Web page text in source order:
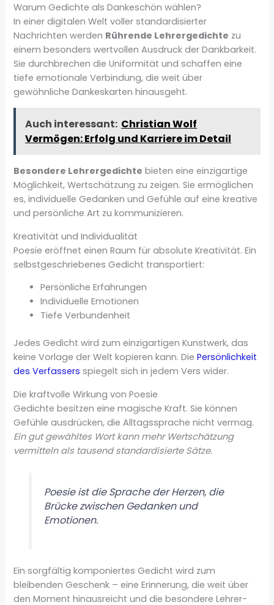
Warum Gedichte als Dankeschön wählen?
In einer digitalen Welt voller standardisierter
Nachrichten werden Rührende Lehrergedichte zu
einem besonders wertvollen Ausdruck der Dankbarkeit.
Sie durchbrechen die Uniformität und schaffen eine
tiefe emotionale Verbindung, die weit über
gewöhnliche Dankeskarten hinausgeht.
Auch interessant: Christian Wolf
Vermögen: Erfolg und Karriere im Detail
Besondere Lehrergedichte bieten eine einzigartige
Möglichkeit, Wertschätzung zu zeigen. Sie ermöglichen
es, individuelle Gedanken und Gefühle auf eine kreative
und persönliche Art zu kommunizieren.
Kreativität und Individualität
Poesie eröffnet einen Raum für absolute Kreativität. Ein
selbstgeschriebenes Gedicht transportiert:
Persönliche Erfahrungen
Individuelle Emotionen
Tiefe Verbundenheit
Jedes Gedicht wird zum einzigartigen Kunstwerk, das
keine Vorlage der Welt kopieren kann. DiePersönlichkeit
des Verfassers spiegelt sich in jedem Vers wider.
Die kraftvolle Wirkung von Poesie
Gedichte besitzen eine magische Kraft. Sie können
Gefühle ausdrücken, die Alltagssprache nicht vermag.
Ein gut gewähltes Wort kann mehr Wertschätzung
vermitteln als tausend standardisierte Sätze.
Poesie ist die Sprache der Herzen, die
Brücke zwischen Gedanken und
Emotionen.
Ein sorgfältig komponiertes Gedicht wird zum
bleibenden Geschenk – eine Erinnerung, die weit über
den Moment hinausreicht und die besondere Lehrer-